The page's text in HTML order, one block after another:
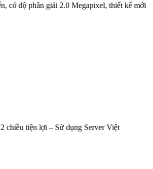
có độ phân giải 2.0 Megapixel, thiết kế mới
chiều tiện lợi – Sử dụng Server Việt